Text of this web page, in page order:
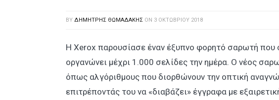
BY ΔΗΜΉΤΡΗΣ ΘΩΜΑΔΆΚΗΣ ON 3 ΟΚΤΩΒΡΊΟΥ 2018
Η Xerox παρουσίασε έναν έξυπνο φορητό σαρωτή που
οργανώνει μέχρι 1.000 σελίδες την ημέρα. O νέος
όπως αλγόριθμους που διορθώνουν την οπτική
επιτρέποντάς του να «διαβάζει» έγγραφα με